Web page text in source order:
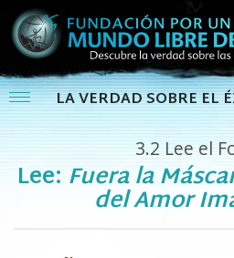
LA VERDAD SOBRE EL
3.2 Lee el
Lee: Fuera la
del Amor